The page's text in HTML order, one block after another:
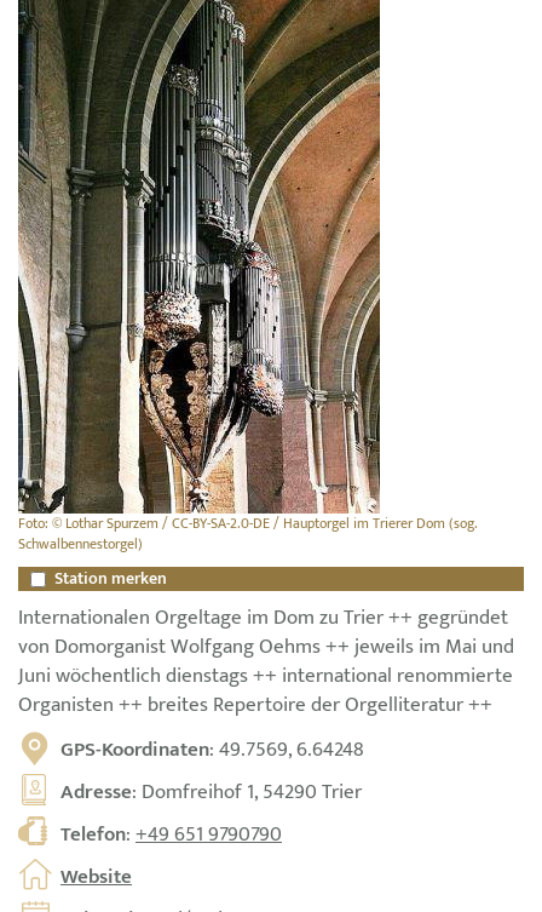
Foto: © Lothar Spurzem / CC-BY-SA-2.0-DE / Hauptorgel im Trierer Dom (sog.
Schwalbennestorgel)
Station merken
Internationalen Orgeltage im Dom zu Trier ++ gegründet
von Domorganist Wolfgang Oehms ++ jeweils im Mai und
Juni wöchentlich dienstags ++ international renommierte
Organisten ++ breites Repertoire der Orgelliteratur ++
GPS-Koordinaten: 49.7569, 6.64248
Adresse: Domfreihof 1, 54290 Trier
Telefon:+49 651 9790790
Website